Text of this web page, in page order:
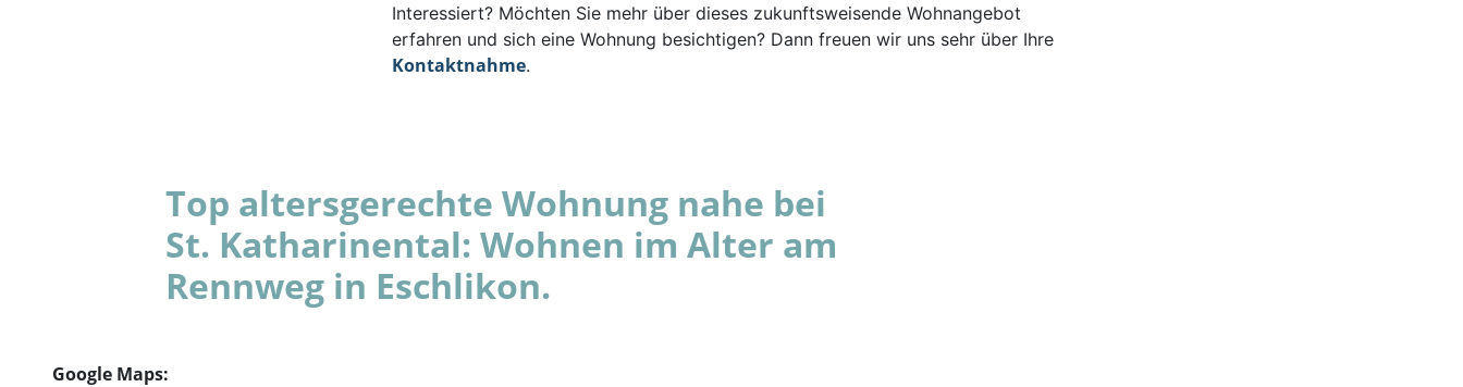
Interessiert? Möchten Sie mehr über dieses zukunftsweisende Wohnangebot
erfahren und sich eine Wohnung besichtigen? Dann freuen wir uns sehr über Ihre
Kontaktnahme.
Top altersgerechte Wohnung nahe bei
St. Katharinental: Wohnen im Alter am
Rennweg in Eschlikon.
Google Maps: